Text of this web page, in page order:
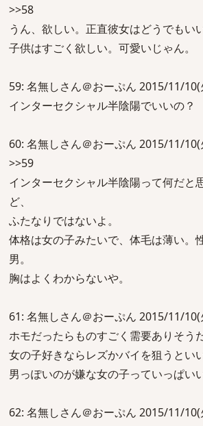
>>58
うん、欲しい。正直彼女はどうでもい
子供はすごく欲しい。可愛いじゃん。
59: 名無しさん＠おーぷん 2015/11/
インターセクシャル半陰陽でいいの？
60: 名無しさん＠おーぷん 2015/11/
>>59
インターセクシャル半陰陽って何だと
ど、
ふたなりではないよ。
体格は女の子みたいで、体毛は薄い。
男。
胸はよくわからないや。
61: 名無しさん＠おーぷん 2015/11/
ホモだったらものすごく需要ありそう
女の子好きならレズかバイを狙うとい
男っぽいのが嫌な女の子っていっぱい
62: 名無しさん＠おーぷん 2015/11/